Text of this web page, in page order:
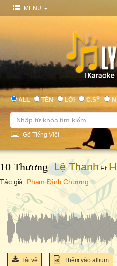
MENU
ALL TÊN LỜI C.SỸ
Gõ Tiếng Việt
10 Thương- Lệ ThanhFt
Tác giả: Phạm Đình Chương
Tải về Thêm vào album